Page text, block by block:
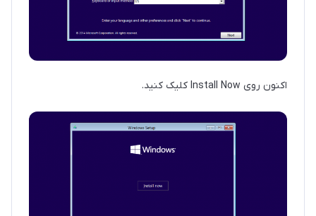
اکنون روی Install Now کلیک کنید.